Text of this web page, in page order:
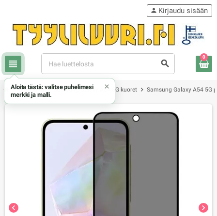
view_headline search
person Kirjaudu sisään
0
chevron_rightSamsung chevron_rightSamsung Galaxy A54 5G kuoret chevron_right Samsung Galaxy A54 5G
chevron_left chevron_right
Aloita tästä: valitse puhelimesi
merkki ja malli.
×